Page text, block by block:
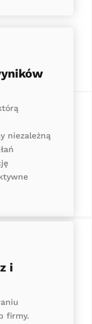
niezależną
i
firmy.